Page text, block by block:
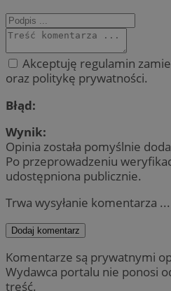
Akceptuję regulamin
oraz politykę prywatności.
Błąd:
Wynik:
Opinia została pomyślnie
Po przeprowadzeniu
udostępniona publicznie.
Trwa wysyłanie komentarza ...
Dodaj komentarz
Komentarze są prywatnymi
Wydawca portalu nie ponosi
treść.